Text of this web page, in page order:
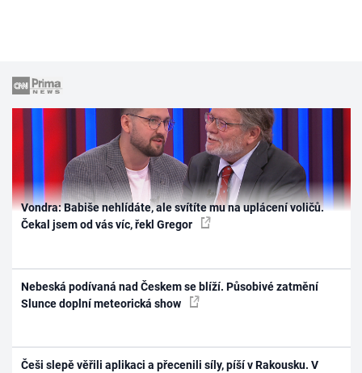
Vondra: Babiše nehlídáte, ale svítíte mu na uplácení voličů.
Čekal jsem od vás víc, řekl Gregor
Nebeská podívaná nad Českem se blíží. Působivé zatmění
Slunce doplní meteorická show
Češi slepě věřili aplikaci a přecenili síly, píší v Rakousku. V